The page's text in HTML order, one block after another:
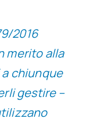
2016
merito alla
chiunque
gestire –